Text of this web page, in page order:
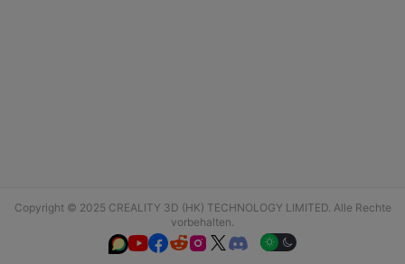
Copyright © 2025 CREALITY 3D (HK) TECHNOLOGY LIMITED. Alle Rechte
vorbehalten.
  